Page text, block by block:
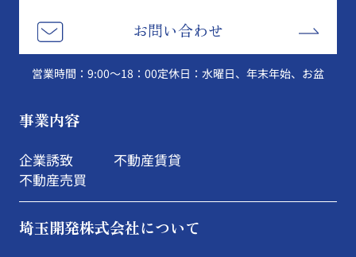
お問い合わせ
営業時間：9:00～18：00定休日：水曜日、年末年始、お盆
事業内容
企業誘致
不動産売買
不動産賃貸
埼玉開発株式会社について